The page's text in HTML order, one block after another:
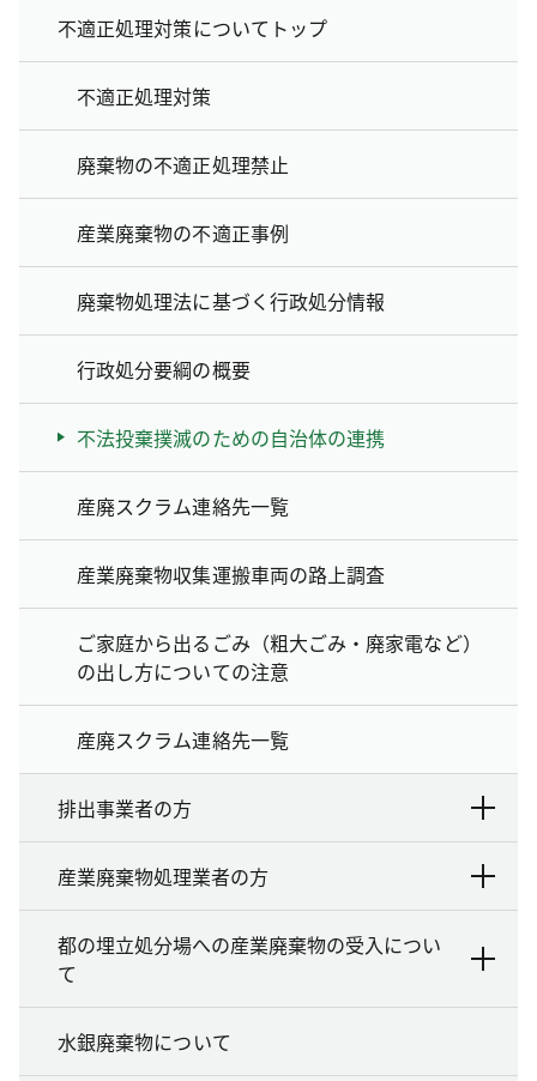
不適正処理対策についてトップ
不適正処理対策
廃棄物の不適正処理禁止
産業廃棄物の不適正事例
廃棄物処理法に基づく行政処分情報
行政処分要綱の概要
不法投棄撲滅のための自治体の連携
産廃スクラム連絡先一覧
産業廃棄物収集運搬車両の路上調査
ご家庭から出るごみ（粗大ごみ・廃家電など）
の出し方についての注意
産廃スクラム連絡先一覧
排出事業者の方
産業廃棄物処理業者の方
都の埋立処分場への産業廃棄物の受入につい
て
水銀廃棄物について